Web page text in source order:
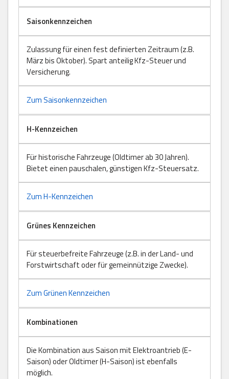
Saisonkennzeichen
Zulassung für einen fest definierten Zeitraum (z.B.
März bis Oktober). Spart anteilig Kfz-Steuer und
Versicherung.
Zum Saisonkennzeichen
H-Kennzeichen
Für historische Fahrzeuge (Oldtimer ab 30 Jahren).
Bietet einen pauschalen, günstigen Kfz-Steuersatz.
Zum H-Kennzeichen
Grünes Kennzeichen
Für steuerbefreite Fahrzeuge (z.B. in der Land- und
Forstwirtschaft oder für gemeinnützige Zwecke).
Zum Grünen Kennzeichen
Kombinationen
Die Kombination aus Saison mit Elektroantrieb (E-
Saison) oder Oldtimer (H-Saison) ist ebenfalls
möglich.